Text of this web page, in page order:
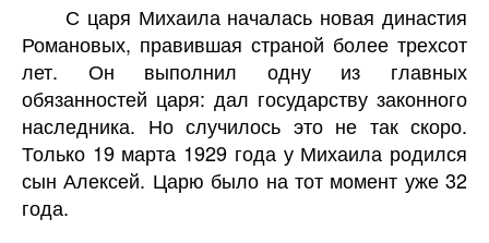
С царя Михаила началась новая династия
Романовых, правившая страной более трехсот
лет. Он выполнил одну из главных
обязанностей царя: дал государству законного
наследника. Но случилось это не так скоро.
Только 19 марта 1929 года у Михаила родился
сын Алексей. Царю было на тот момент уже 32
года.